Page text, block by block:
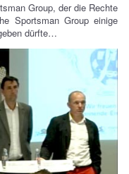
Group, der die Rechte
Sportsman Group einige
dürfte…